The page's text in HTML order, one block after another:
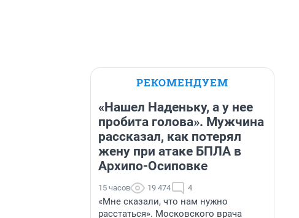
РЕКОМЕНДУЕМ
«Нашел Наденьку, а у нее
пробита голова». Мужчина
рассказал, как потерял
жену при атаке БПЛА в
Архипо-Осиповке
15 часов 19 474 4
«Мне сказали, что нам нужно
расстаться». Московского врача